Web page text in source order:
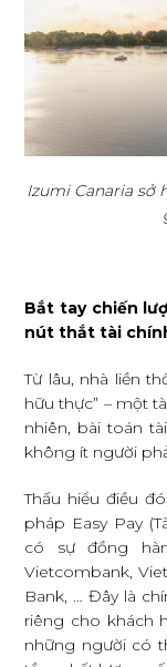
Izumi Canaria sở
Bắt tay chiến
nút thắt tài
Từ lâu, nhà liền
hữu thực” – một
nhiên, bài toán
không ít người
Thấu hiểu điều
pháp Easy Pay
có sự đồng
Vietcombank,
Bank, … Đây là
riêng cho khách
những người có